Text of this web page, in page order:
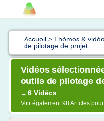
Accueil > Thèmes &
de pilotage de projet
Vidéos
outils de pilotage
→ 6 Vidéos
Voir également98 Articles